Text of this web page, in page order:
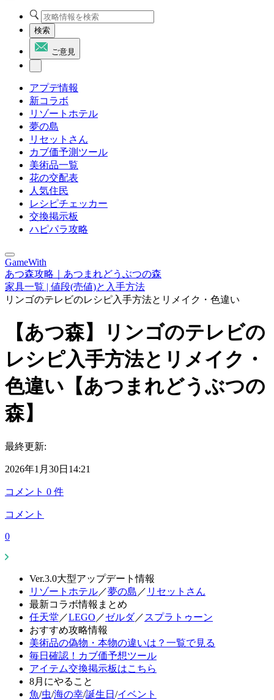
検索
ご意見
アプデ情報
新コラボ
リゾートホテル
夢の島
リセットさん
カブ価予測ツール
美術品一覧
花の交配表
人気住民
レシピチェッカー
交換掲示板
ハピパラ攻略
GameWith
あつ森攻略｜あつまれどうぶつの森
家具一覧 | 値段(売値)と入手方法
リンゴのテレビのレシピ入手方法とリメイク・色違い
【あつ森】リンゴのテレビの
レシピ入手方法とリメイク・
色違い【あつまれどうぶつの
森】
最終更新:
2026年1月30日14:21
コメント 0 件
コメント
0
Ver.3.0大型アップデート情報
リゾートホテル／夢の島 ／ リセットさん
最新コラボ情報まとめ
任天堂 ／LEGO ／ゼルダ／ スプラトゥーン
おすすめ攻略情報
美術品の偽物・本物の違いは？一覧で見る
毎日確認！カブ価予想ツール
アイテム交換掲示板はこちら
8月にやること
魚/虫/海の幸/誕生日 /イベント